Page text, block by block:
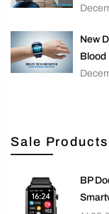
New
Blood
Sale Products
BP